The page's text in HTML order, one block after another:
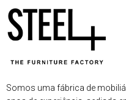
Somos uma fábrica de